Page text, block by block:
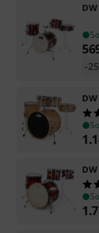
DW
-
DW
DW